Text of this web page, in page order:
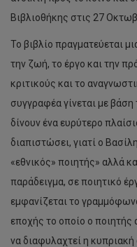
Βιβλιοθήκης στις 27
Το βιβλίο πραγματεύεται
την ζωή, το έργο και την
κριτικούς και το
συγγραφέα γίνεται με βάση
δίνουν ένα ευρύτερο
διαπιστώσει, γιατί ο
«εθνικός» ποιητής» αλλά
παράδειγμα, σε ποιητικό
εμφανίζεται το
εποχής το οποίο ο ποιητής
να διαφυλαχτεί η